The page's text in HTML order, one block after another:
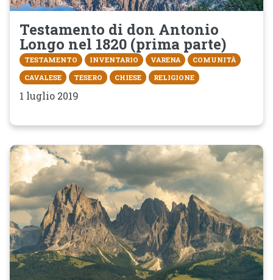
Testamento di don Antonio
Longo nel 1820 (prima parte)
TESTAMENTO INVENTARIO VARENA
COMUNITÀ
CAVALESE
TESERO CHIESE RELIGIONE
1 luglio 2019